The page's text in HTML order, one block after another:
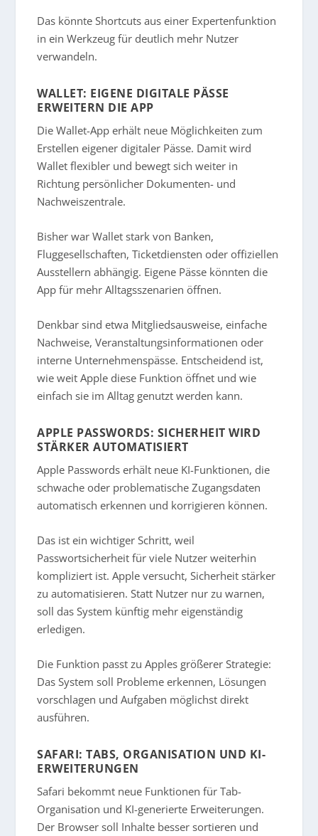
Das könnte Shortcuts aus einer Expertenfunktion
in ein Werkzeug für deutlich mehr Nutzer
verwandeln.
WALLET: EIGENE DIGITALE PÄSSE
ERWEITERN DIE APP
Die Wallet-App erhält neue Möglichkeiten zum
Erstellen eigener digitaler Pässe. Damit wird
Wallet flexibler und bewegt sich weiter in
Richtung persönlicher Dokumenten- und
Nachweiszentrale.
Bisher war Wallet stark von Banken,
Fluggesellschaften, Ticketdiensten oder offiziellen
Ausstellern abhängig. Eigene Pässe könnten die
App für mehr Alltagsszenarien öffnen.
Denkbar sind etwa Mitgliedsausweise, einfache
Nachweise, Veranstaltungsinformationen oder
interne Unternehmenspässe. Entscheidend ist,
wie weit Apple diese Funktion öffnet und wie
einfach sie im Alltag genutzt werden kann.
APPLE PASSWORDS: SICHERHEIT WIRD
STÄRKER AUTOMATISIERT
Apple Passwords erhält neue KI-Funktionen, die
schwache oder problematische Zugangsdaten
automatisch erkennen und korrigieren können.
Das ist ein wichtiger Schritt, weil
Passwortsicherheit für viele Nutzer weiterhin
kompliziert ist. Apple versucht, Sicherheit stärker
zu automatisieren. Statt Nutzer nur zu warnen,
soll das System künftig mehr eigenständig
erledigen.
Die Funktion passt zu Apples größerer Strategie:
Das System soll Probleme erkennen, Lösungen
vorschlagen und Aufgaben möglichst direkt
ausführen.
SAFARI: TABS, ORGANISATION UND KI-
ERWEITERUNGEN
Safari bekommt neue Funktionen für Tab-
Organisation und KI-generierte Erweiterungen.
Der Browser soll Inhalte besser sortieren und